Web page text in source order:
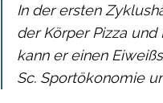
In der ersten
der Körper Pizza
kann er einen
Sc. Sportökonomie